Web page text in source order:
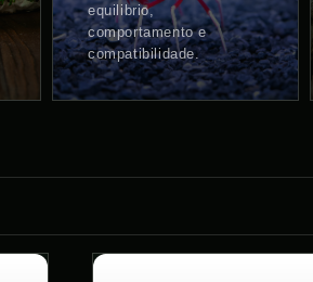
equilibrio,
comportamento e
compatibilidade.